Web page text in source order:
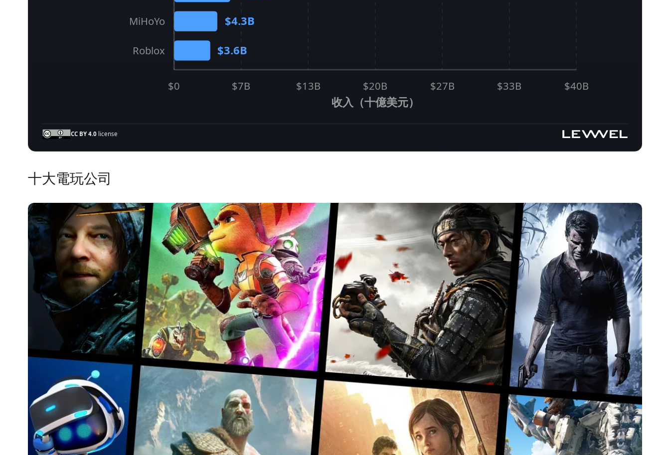
$0 $7B $13B $20B $27B $33B $40B
收入（十億美元）
MiHoYo $4.3B
Roblox $3.6B
CC BY 4.0 license
公司
收入
Tencent
$27.1B
Microsoft
$23.5B
Nintendo
$11.6B
NetEase
$11.5B
Electronic Arts
$7.3B
Epic Games
$6.0B
Take-Two
$5.6B
MiHoYo
$4.3B
$3.6B
十大電玩公司